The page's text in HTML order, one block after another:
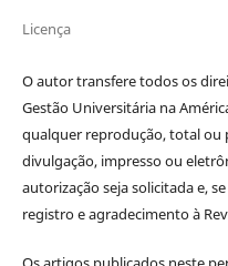
Licença
O autor transfere todos os
Gestão Universitária na
qualquer reprodução, total ou
divulgação, impresso ou
autorização seja solicitada e,
registro e agradecimento à